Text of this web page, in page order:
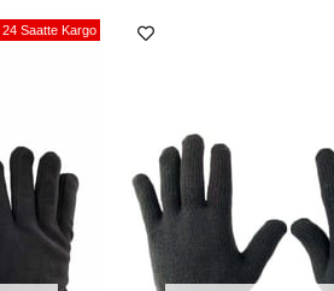
24 Saatte Kargo